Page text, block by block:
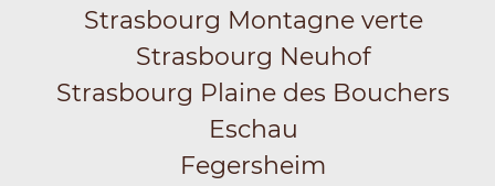
Strasbourg Montagne verte
Strasbourg Neuhof
Strasbourg Plaine des Bouchers
Eschau
Fegersheim